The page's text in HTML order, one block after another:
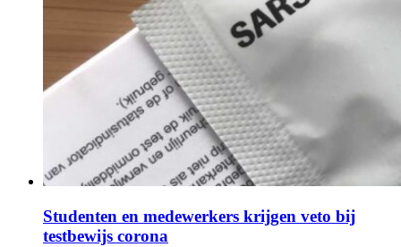
Studenten en medewerkers krijgen veto bij
testbewijs corona